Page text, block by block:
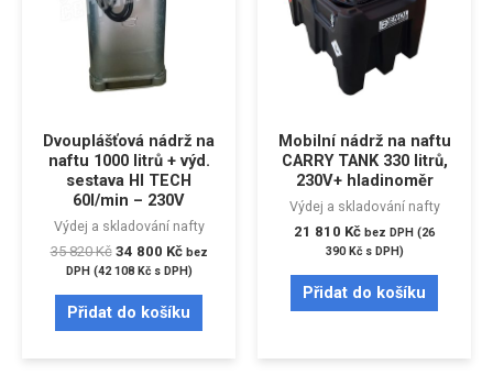
Dvouplášťová nádrž na
naftu 1000 litrů + výd.
sestava HI TECH
60l/min – 230V
Výdej a skladování nafty
35 820Kč 34 800 Kč bez
DPH (42 108 Kčs DPH)
Přidat do košíku
Mobilní nádrž na naftu
CARRY TANK 330 litrů,
230V+ hladinoměr
Výdej a skladování nafty
21 810 Kč bez DPH (26
390 Kčs DPH)
Přidat do košíku